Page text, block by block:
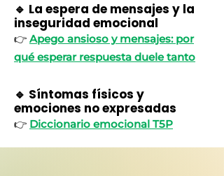
🔹 La espera de mensajes y la
inseguridad emocional
👉 Apego ansioso y mensajes: por
qué esperar respuesta duele tanto
🔹 Síntomas físicos y
emociones no expresadas
👉 Diccionario emocional T5P